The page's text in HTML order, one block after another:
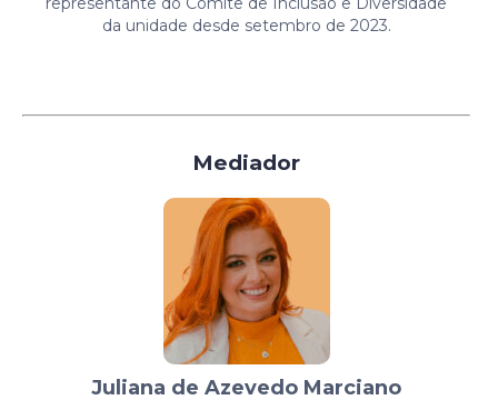
da unidade desde setembro de 2023.
Mediador
Juliana de Azevedo Marciano